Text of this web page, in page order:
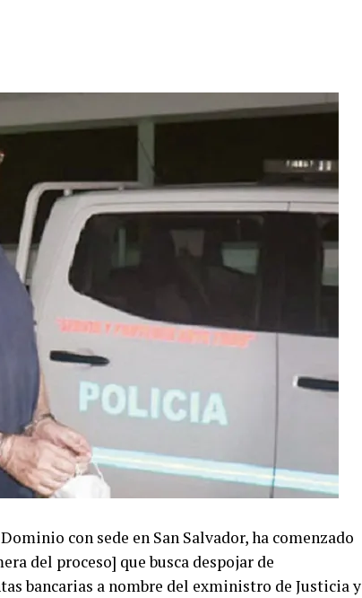
con sede en San Salvador, ha comenzado
del proceso] que busca despojar de
bancarias a nombre del exministro de Justicia y